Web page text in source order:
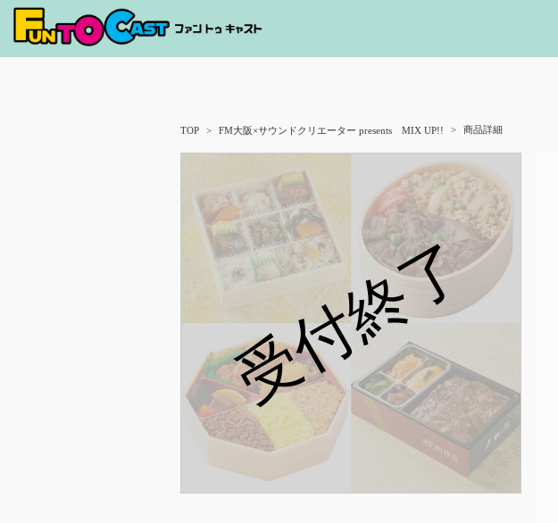
TOP FM大阪×サウンドクリエーター presents MIX UP!! 商品詳細
受付終了